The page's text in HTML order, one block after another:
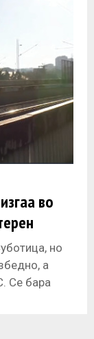
во
но
а
Се бара